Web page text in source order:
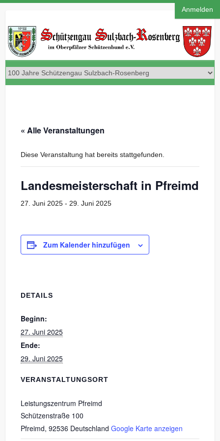
Anmelden
« Alle Veranstaltungen
Diese Veranstaltung hat bereits stattgefunden.
Landesmeisterschaft in Pfreimd
27. Juni 2025- 29. Juni 2025
Zum Kalender hinzufügen
DETAILS
Beginn:
27. Juni 2025
Ende:
29. Juni 2025
VERANSTALTUNGSORT
Leistungszentrum Pfreimd
Schützenstraße 100
Pfreimd, 92536 Deutschland Google Karte anzeigen